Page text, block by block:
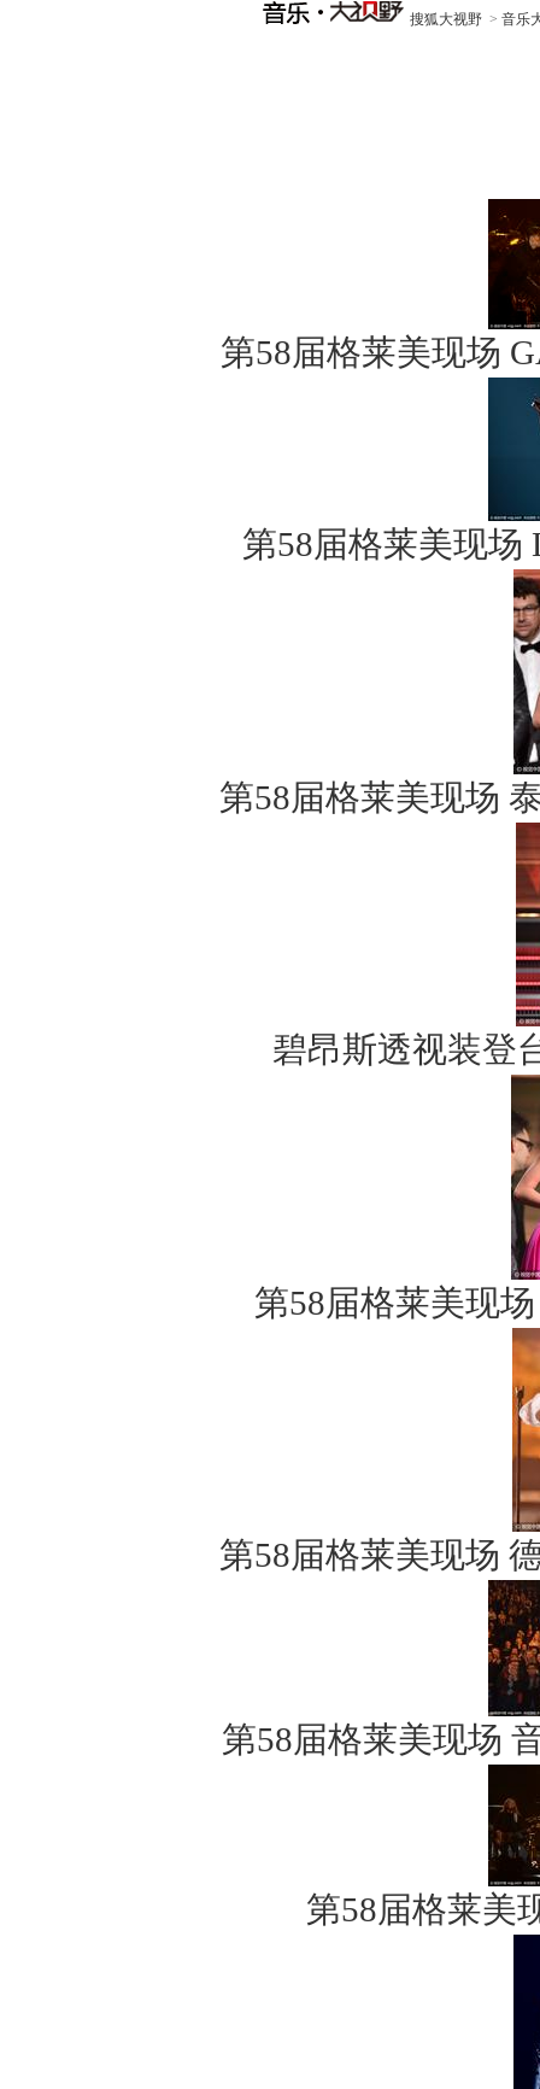
搜狐大视野 > 音乐
第58届格莱美现场
第58届格莱美现场
第58届格莱美现场
碧昂斯透视装登
第58届格莱美现
第58届格莱美现场
第58届格莱美现场
第58届格莱美